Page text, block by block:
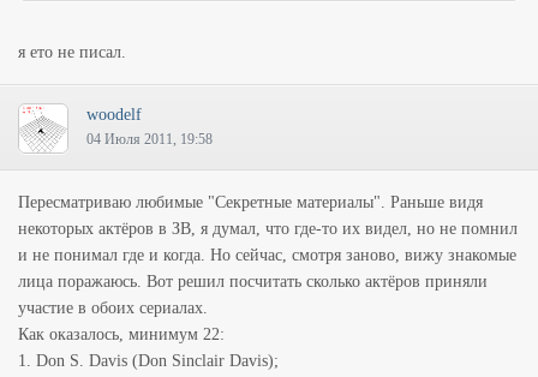
я ето не писал.
woodelf
04 Июля 2011, 19:58
Пересматриваю любимые "Секретные материалы". Раньше видя
некоторых актёров в ЗВ, я думал, что где-то их видел, но не помнил
и не понимал где и когда. Но сейчас, смотря заново, вижу знакомые
лица поражаюсь. Вот решил посчитать сколько актёров приняли
участие в обоих сериалах.
Как оказалось, минимум 22:
1. Don S. Davis (Don Sinclair Davis);